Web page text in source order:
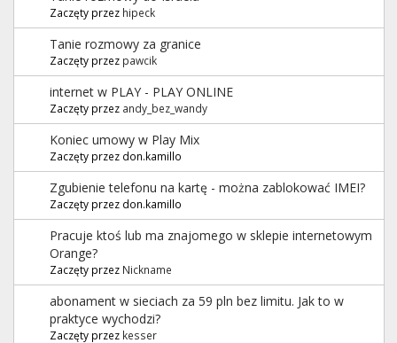
Zaczęty przez hipeck
Tanie rozmowy za granice
Zaczęty przez pawcik
internet w PLAY - PLAY ONLINE
Zaczęty przez andy_bez_wandy
Koniec umowy w Play Mix
Zaczęty przez don.kamillo
Zgubienie telefonu na kartę - można zablokować IMEI?
Zaczęty przez don.kamillo
Pracuje ktoś lub ma znajomego w sklepie internetowym
Orange?
Zaczęty przez Nickname
abonament w sieciach za 59 pln bez limitu. Jak to w
praktyce wychodzi?
Zaczęty przez kesser